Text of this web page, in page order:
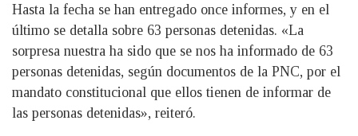
Hasta la fecha se han entregado once informes, y en el
último se detalla sobre 63 personas detenidas. «La
sorpresa nuestra ha sido que se nos ha informado de 63
personas detenidas, según documentos de la PNC, por el
mandato constitucional que ellos tienen de informar de
las personas detenidas», reiteró.